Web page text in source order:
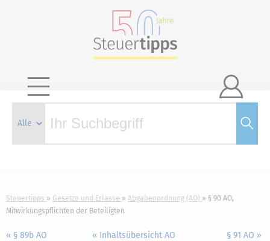

Steuertipps Gesetze und Erlasse Abgabenordnung (AO)
§ 90 AO,
Mitwirkungspflichten der Beteiligten
« § 89b AO
« Inhaltsübersicht AO
§ 91 AO »